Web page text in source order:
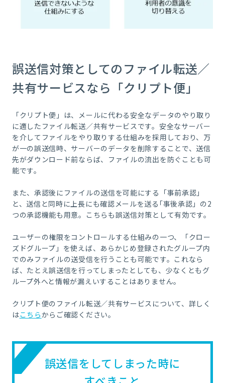
誤送信対策としてのファイル転送／
共有サービスなら「クリプト便」
「クリプト便」は、メールに代わる安全なデータのやり取り
に適したファイル転送／共有サービスです。安全なサーバー
を介してファイルをやり取りする仕組みを採用しており、万
が一の誤送信時、サーバーのデータを削除することで、送信
先がダウンロード前ならば、ファイルの流出を防ぐことも可
能です。
また、承認後にファイルの送信を可能にする「事前承認」
と、送信と同時に上長にも確認メールを送る｢事後承認」の2
つの承認機能も用意。こちらも誤送信対策として有効です。
ユーザーの権限をコントロールする仕組みの一つ、「クロー
ズドグループ」を使えば、あらかじめ登録されたグループ内
でのみファイルの送受信を行うことも可能です。これなら
ば、たとえ誤送信を行ってしまったとしても、少なくともグ
ループ外へと情報が漏えいすることはありません。
クリプト便のファイル転送／共有サービスについて、詳しく
はこちらからご確認ください。
誤送信をしてしまった時に